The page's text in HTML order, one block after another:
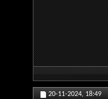
20-11-2024, 18:49